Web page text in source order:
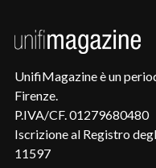
UnifiMagazine è un
Firenze.
P.IVA/CF. 01279680480
Iscrizione al Registro
11597